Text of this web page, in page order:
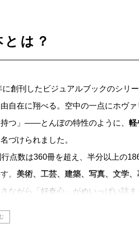
は？
に創刊したビジュアルブックのシリ
自在に翔べる。空中の一点にホヴ
つ」――とんぼの特性のように、 軽
づけられました。
点数は360冊を超え、半分以上の
。 美術、工芸、建築、写真、文学
ながら「好奇心」がめいっぱい詰
は、